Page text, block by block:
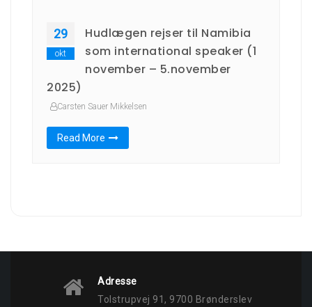
29
okt
Hudlægen rejser til Namibia
som international speaker (1
november – 5.november
2025)
Carsten Sauer Mikkelsen
Read More
Adresse
Tolstrupvej 91, 9700 Brønderslev